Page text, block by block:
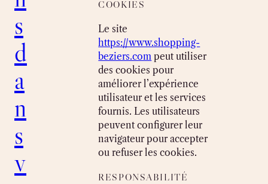
s
d
a
n
s
v
COOKIES
Le site
https://www.shopping-
beziers.com peut utiliser
des cookies pour
améliorer l’expérience
utilisateur et les services
fournis. Les utilisateurs
peuvent configurer leur
navigateur pour accepter
ou refuser les cookies.
RESPONSABILITÉ